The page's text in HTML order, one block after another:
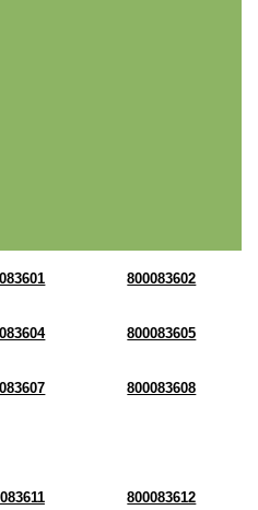
800083602
800083605
800083608
800083612